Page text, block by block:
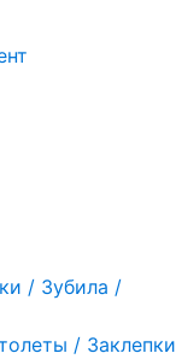
/ Зубила /
/ Заклепки